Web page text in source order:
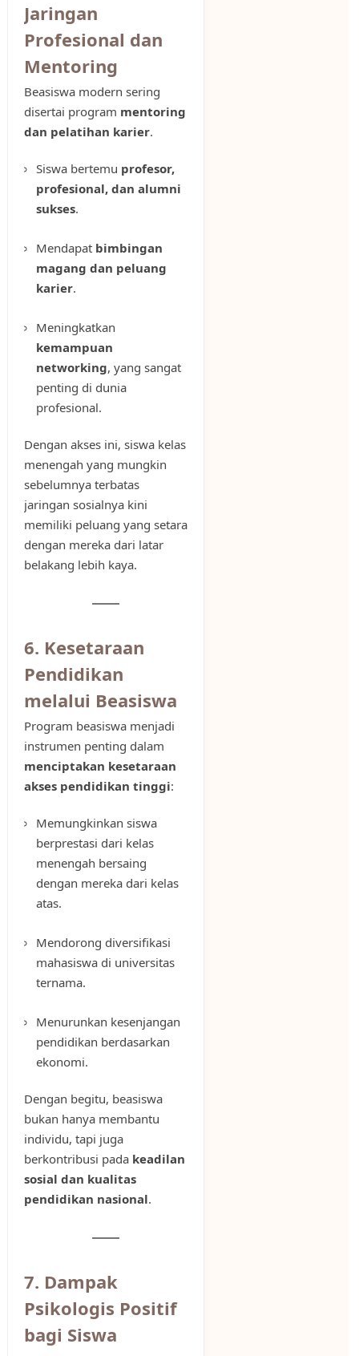
Jaringan
Profesional dan
Mentoring
Beasiswa modern sering
disertai program mentoring
dan pelatihan karier.
Siswa bertemu profesor,
profesional, dan alumni
sukses.
Mendapat bimbingan
magang dan peluang
karier.
Meningkatkan
kemampuan
networking, yang sangat
penting di dunia
profesional.
Dengan akses ini, siswa kelas
menengah yang mungkin
sebelumnya terbatas
jaringan sosialnya kini
memiliki peluang yang setara
dengan mereka dari latar
belakang lebih kaya.
6. Kesetaraan
Pendidikan
melalui Beasiswa
Program beasiswa menjadi
instrumen penting dalam
menciptakan kesetaraan
akses pendidikan tinggi:
Memungkinkan siswa
berprestasi dari kelas
menengah bersaing
dengan mereka dari kelas
atas.
Mendorong diversifikasi
mahasiswa di universitas
ternama.
Menurunkan kesenjangan
pendidikan berdasarkan
ekonomi.
Dengan begitu, beasiswa
bukan hanya membantu
individu, tapi juga
berkontribusi pada keadilan
sosial dan kualitas
pendidikan nasional.
7. Dampak
Psikologis Positif
bagi Siswa